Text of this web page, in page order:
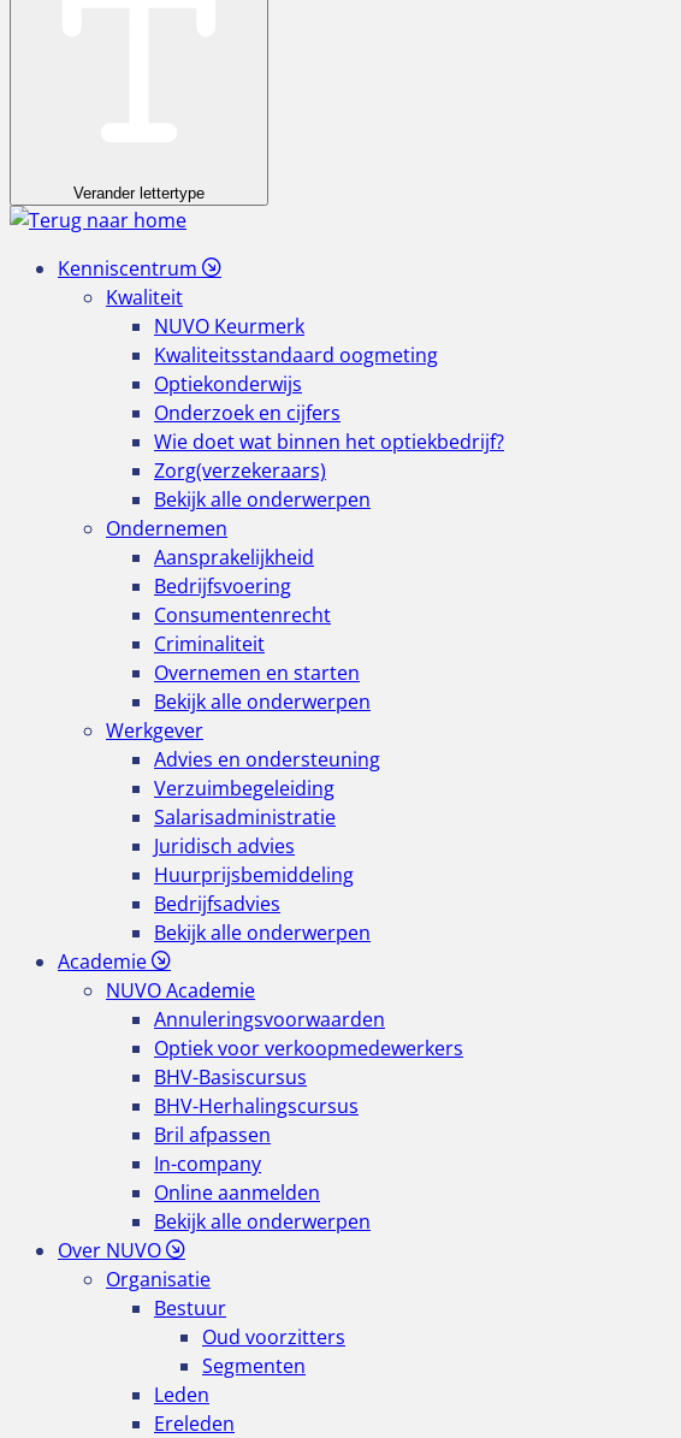
Verander lettertype
Kenniscentrum
Kwaliteit
NUVO Keurmerk
Kwaliteitsstandaard oogmeting
Optiekonderwijs
Onderzoek en cijfers
Wie doet wat binnen het optiekbedrijf?
Zorg(verzekeraars)
Bekijk alle onderwerpen
Ondernemen
Aansprakelijkheid
Bedrijfsvoering
Consumentenrecht
Criminaliteit
Overnemen en starten
Bekijk alle onderwerpen
Werkgever
Advies en ondersteuning
Verzuimbegeleiding
Salarisadministratie
Juridisch advies
Huurprijsbemiddeling
Bedrijfsadvies
Bekijk alle onderwerpen
Academie
NUVO Academie
Annuleringsvoorwaarden
Optiek voor verkoopmedewerkers
BHV-Basiscursus
BHV-Herhalingscursus
Bril afpassen
In-company
Online aanmelden
Bekijk alle onderwerpen
Over NUVO
Organisatie
Bestuur
Oud voorzitters
Segmenten
Leden
Ereleden